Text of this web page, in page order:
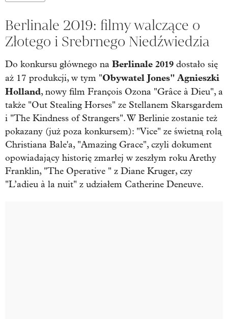
Berlinale 2019: filmy walczące o
Złotego i Srebrnego Niedźwiedzia
Do konkursu głównego na Berlinale 2019 dostało się
aż 17 produkcji, w tym "Obywatel Jones" Agnieszki
Holland, nowy film François Ozona "Grâce à Dieu", a
także "Out Stealing Horses" ze Stellanem Skarsgardem
i "The Kindness of Strangers". W Berlinie zostanie też
pokazany (już poza konkursem): "Vice" ze świetną rolą
Christiana Bale'a, "Amazing Grace", czyli dokument
opowiadający historię zmarłej w zeszłym roku Arethy
Franklin, "The Operative " z Diane Kruger, czy
"L’adieu à la nuit" z udziałem Catherine Deneuve.